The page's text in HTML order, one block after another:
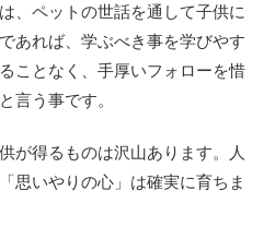
、ペットの世話を通して子供に
あれば、学ぶべき事を学びやす
ことなく、手厚いフォローを惜
言う事です。
が得るものは沢山あります。人
思いやりの心」は確実に育ちま